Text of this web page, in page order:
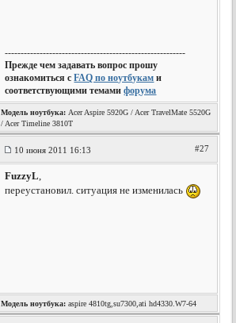
---------------------------------------------------------
Прежде чем задавать вопрос прошу
ознакомиться сFAQ по ноутбукам и
соответствующими темамифорума
Модель ноутбука: Acer Aspire 5920G / Acer TravelMate 5520G
/ Acer Timeline 3810T
10 июня 2011 16:13 #27
FuzzyL,
переустановил. ситуация не изменилась
Модель ноутбука: aspire 4810tg,su7300,ati hd4330.W7-64